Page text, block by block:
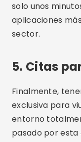
solo unos
aplicaciones
sector.
5. Citas
Finalmente,
exclusiva para
entorno
pasado por esta